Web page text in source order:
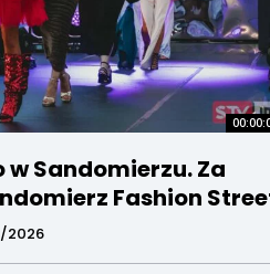
w Sandomierzu. Za
Fashion
2026